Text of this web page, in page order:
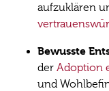
aufzuklären
Bewusste
der Adoption
und